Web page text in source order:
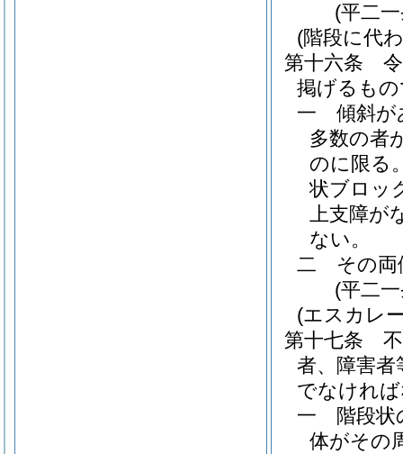
(平二
(階段に代
第十六条
掲げるも
一
傾斜が
多数の者
のに限る
状ブロッ
上支障が
ない。
二
その
(平二
(エスカレ
第十七条
者、障害
でなけれ
一
階段
体がその